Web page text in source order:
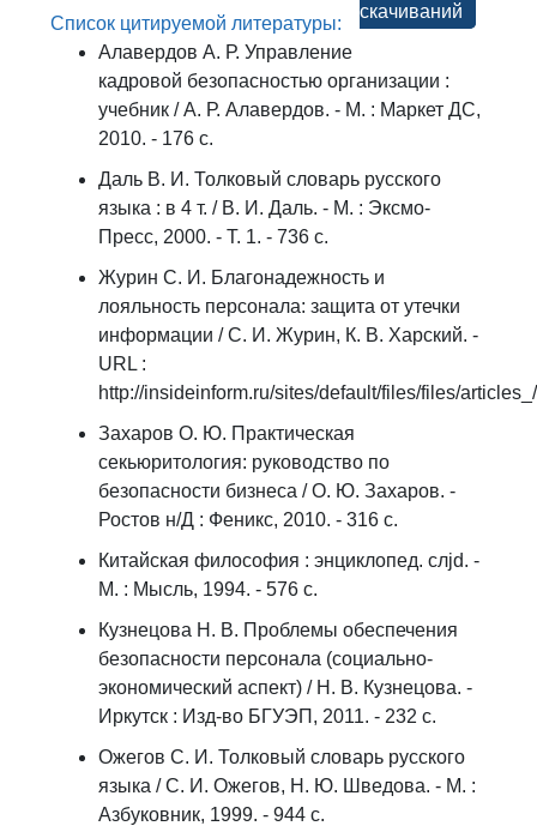
скачиваний
Список цитируемой литературы:
Алавердов А. Р. Управление
кадровой безопасностью организации :
учебник / А. Р. Алавердов. - М. : Маркет ДС,
2010. - 176 с.
Даль В. И. Толковый словарь русского
языка : в 4 т. / В. И. Даль. - М. : Эксмо-
Пресс, 2000. - Т. 1. - 736 с.
Журин С. И. Благонадежность и
лояльность персонала: защита от утечки
информации / С. И. Журин, К. В. Харский. -
URL :
http://insideinform.ru/sites/default/files/files/
Захаров О. Ю. Практическая
секьюритология: руководство по
безопасности бизнеса / О. Ю. Захаров. -
Ростов н/Д : Феникс, 2010. - 316 с.
Китайская философия : энциклопед. слjd. -
М. : Мысль, 1994. - 576 с.
Кузнецова Н. В. Проблемы обеспечения
безопасности персонала (социально-
экономический аспект) / Н. В. Кузнецова. -
Иркутск : Изд-во БГУЭП, 2011. - 232 с.
Ожегов С. И. Толковый словарь русского
языка / С. И. Ожегов, Н. Ю. Шведова. - М. :
Азбуковник, 1999. - 944 с.